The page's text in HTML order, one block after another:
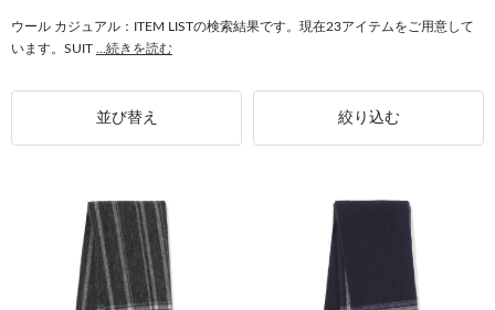
ウール カジュアル：ITEM LISTの検索結果です。現在23アイテムをご用意して
います。SUIT
...続きを読む
並び替え 絞り込む